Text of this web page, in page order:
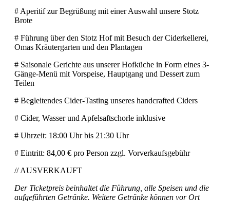
# Aperitif zur Begrüßung mit einer Auswahl unsere Stotz
Brote
# Führung über den Stotz Hof mit Besuch der Ciderkellerei,
Omas Kräutergarten und den Plantagen
# Saisonale Gerichte aus unserer Hofküche in Form eines 3-
Gänge-Menü mit Vorspeise, Hauptgang und Dessert zum
Teilen
# Begleitendes Cider-Tasting unseres handcrafted Ciders
# Cider, Wasser und Apfelsaftschorle inklusive
# Uhrzeit: 18:00 Uhr bis 21:30 Uhr
# Eintritt: 84,00 € pro Person zzgl. Vorverkaufsgebühr
// AUSVERKAUFT
Der Ticketpreis beinhaltet die Führung, alle Speisen und die
aufgeführten Getränke. Weitere Getränke können vor Ort